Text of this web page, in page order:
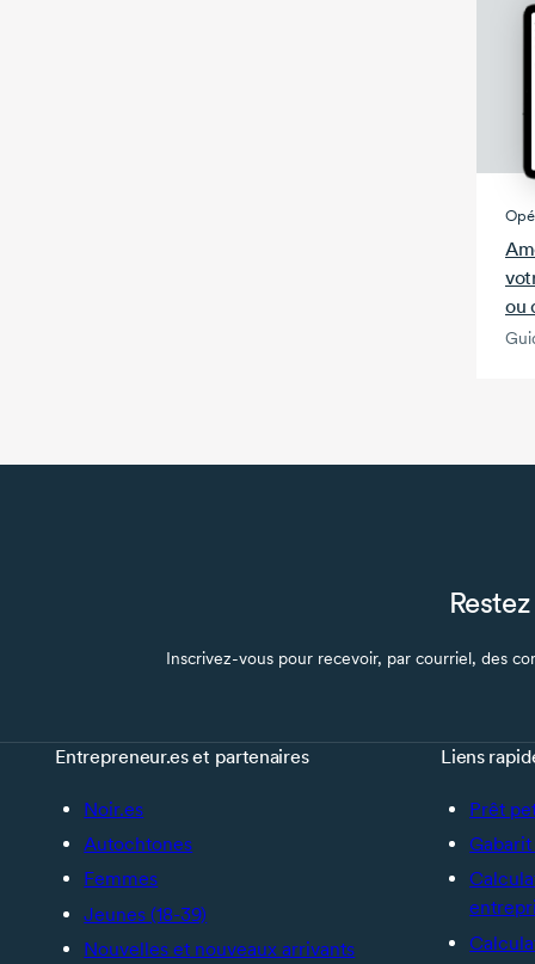
ou
Inscrivez-vous pour recevoir, par courriel, des
Entrepreneur.es et partenaires
Noir.es
Autochtones
Femmes
Jeunes (18-39)
Nouvelles et nouveaux arrivants
Liens
Prêt
Gabarit